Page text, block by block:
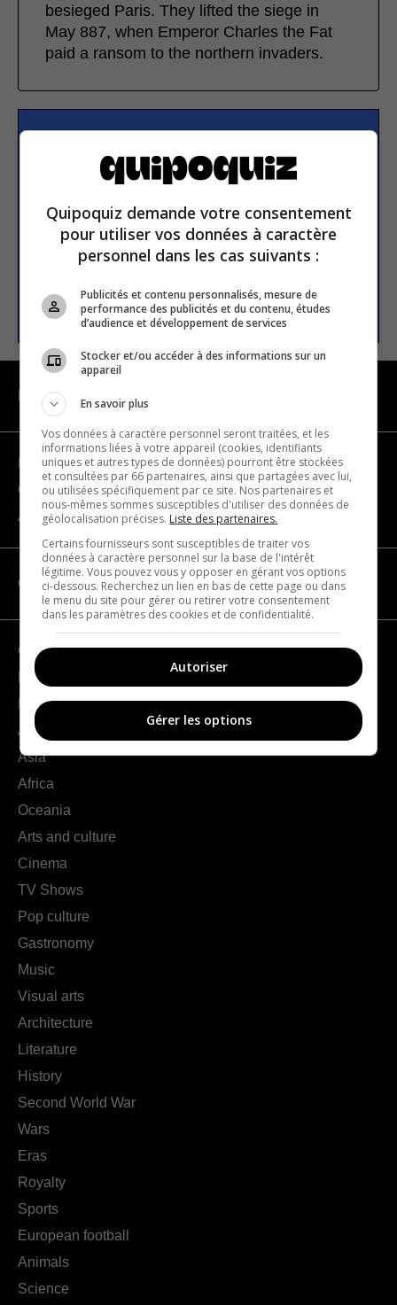
besieged Paris. They lifted the siege in
May 887, when Emperor Charles the Fat
paid a ransom to the northern invaders.
newsletter
Email address
SUBSCRIBE
NAVIGATION
Become a partner
Contact us
About us
CATEGORIES
Geography
France
Europe
Americas
Asia
Africa
Oceania
Arts and culture
Cinema
TV Shows
Pop culture
Gastronomy
Music
Visual arts
Architecture
Literature
History
Second World War
Wars
Eras
Royalty
Sports
European football
Animals
Science
Quipoquiz demande votre consentement
pour utiliser vos données à caractère
personnel dans les cas suivants :
Publicités et contenu personnalisés, mesure de
performance des publicités et du contenu, études
d’audience et développement de services
Stocker et/ou accéder à des informations sur un
appareil
En savoir plus
Vos données à caractère personnel seront traitées, et les
informations liées à votre appareil (cookies, identifiants
uniques et autres types de données) pourront être stockées
et consultées par 66 partenaires, ainsi que partagées avec lui,
ou utilisées spécifiquement par ce site. Nos partenaires et
nous-mêmes sommes susceptibles d'utiliser des données de
géolocalisation précises. Liste des partenaires.
Certains fournisseurs sont susceptibles de traiter vos
données à caractère personnel sur la base de l'intérêt
légitime. Vous pouvez vous y opposer en gérant vos options
ci-dessous. Recherchez un lien en bas de cette page ou dans
le menu du site pour gérer ou retirer votre consentement
dans les paramètres des cookies et de confidentialité.
Autoriser
Gérer les options